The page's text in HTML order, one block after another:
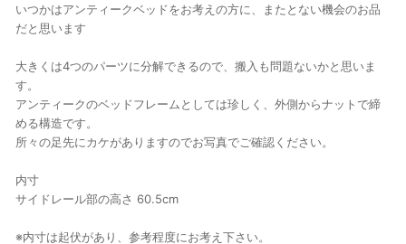
いつかはアンティークベッドをお考えの方に、またとない機会のお品
だと思います
大きくは4つのパーツに分解できるので、搬入も問題ないかと思いま
す。
アンティークのベッドフレームとしては珍しく、外側からナットで締
める構造です。
所々の足先にカケがありますのでお写真でご確認ください。
内寸
サイドレール部の高さ 60.5cm
※内寸は起伏があり、参考程度にお考え下さい。